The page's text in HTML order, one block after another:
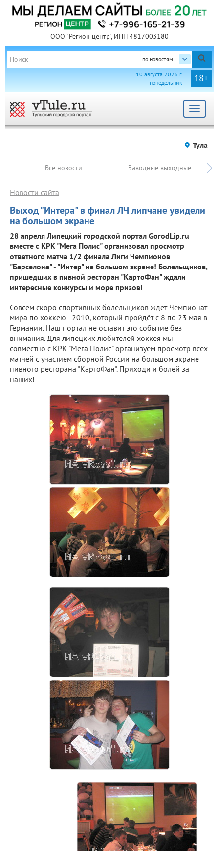
ООО "Регион центр", ИНН 4817003180
по новостям
18+
10 августа 2026 г.
понедельник
Toggle
Тула
Все новости Заводные выходные
Выход "Интера" в финал ЛЧ липчане увидели
на большом экране
Новости сайта
28 апреля Липецкий городской портал GorodLip.ru
вместе с КРК "Мега Полис" организовал просмотр
ответного матча 1/2 финала Лиги Чемпионов
"Барселона" - "Интер" на большом экране! Болельщиков,
пришедших в пивной ресторан "КартоФан" ждали
интересные конкурсы и море призов!
Совсем скоро спортивных болельщиков ждёт Чемпионат
мира по хоккею - 2010, который пройдёт с 8 по 23 мая в
Германии. Наш портал не оставит это событие без
внимания. Для липецких любителей хоккея мы
совместно с КРК "Мега Полис" организуем просмотр всех
матчей с участием сборной России на большом экране
пивного ресторана "КартоФан". Приходи и болей за
наших!